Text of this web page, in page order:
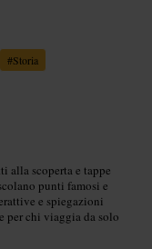
#Storia
alla scoperta e tappe
punti famosi e
e spiegazioni
per chi viaggia da solo